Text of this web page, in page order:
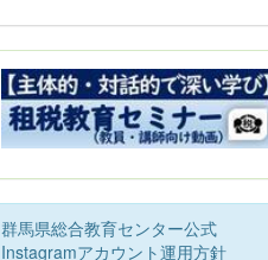
群馬県総合教育センター公式
Instagramアカウント運用方針